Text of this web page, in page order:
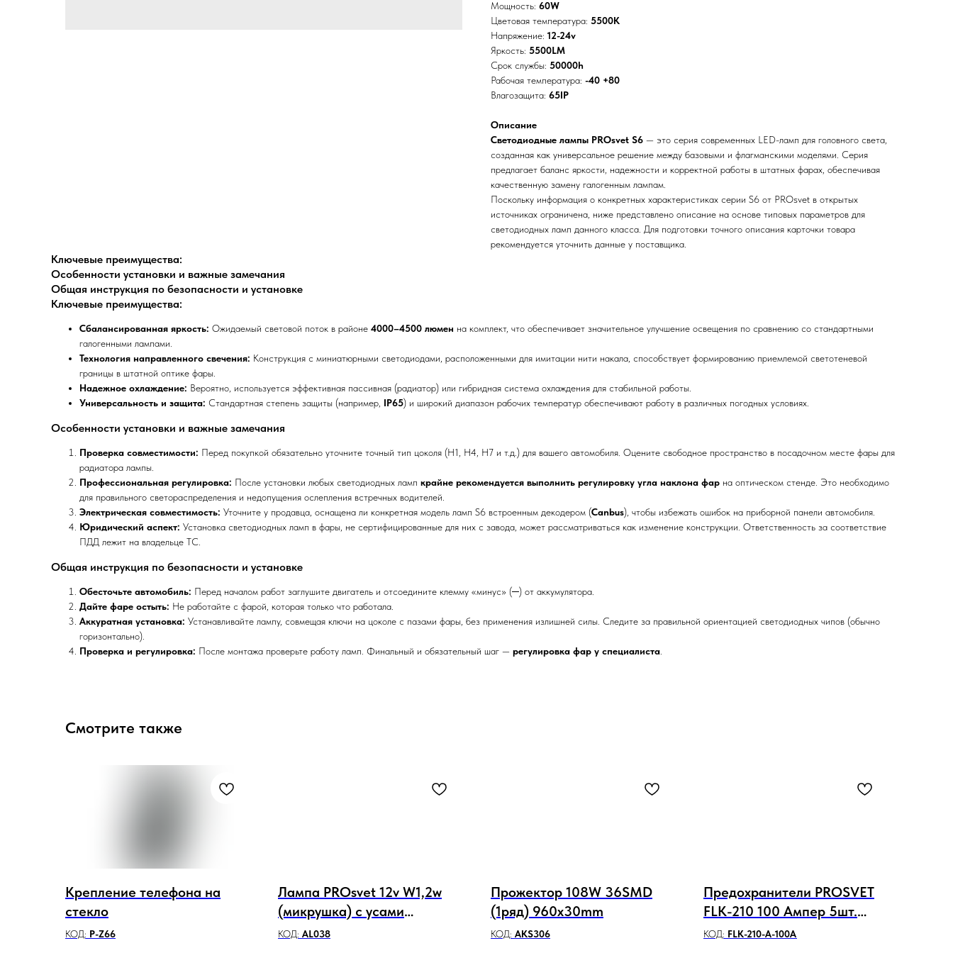
Мощность: 60W
Цветовая температура: 5500K
Напряжение: 12-24v
Яркость: 5500LM
Срок службы: 50000h
Рабочая температура: -40 +80
Влагозащита: 65IP
Описание
Светодиодные лампы PROsvet S6 — это серия современных LED-ламп для головного света,
созданная как универсальное решение между базовыми и флагманскими моделями. Серия
предлагает баланс яркости, надежности и корректной работы в штатных фарах, обеспечивая
качественную замену галогенным лампам.
Поскольку информация о конкретных характеристиках серии S6 от PROsvet в открытых
источниках ограничена, ниже представлено описание на основе типовых параметров для
светодиодных ламп данного класса. Для подготовки точного описания карточки товара
рекомендуется уточнить данные у поставщика.
Ключевые преимущества:
Особенности установки и важные замечания
Общая инструкция по безопасности и установке
Ключевые преимущества:
Сбалансированная яркость: Ожидаемый световой поток в районе 4000–4500 люмен на комплект, что обеспечивает значительное улучшение освещения по сравнению со стандартными
галогенными лампами.
Технология направленного свечения: Конструкция с миниатюрными светодиодами, расположенными для имитации нити накала, способствует формированию приемлемой светотеневой
границы в штатной оптике фары.
Надежное охлаждение: Вероятно, используется эффективная пассивная (радиатор) или гибридная система охлаждения для стабильной работы.
Универсальность и защита: Стандартная степень защиты (например, IP65) и широкий диапазон рабочих температур обеспечивают работу в различных погодных условиях.
Особенности установки и важные замечания
Проверка совместимости: Перед покупкой обязательно уточните точный тип цоколя (H1, H4, H7 и т.д.) для вашего автомобиля. Оцените свободное пространство в посадочном месте фары для
радиатора лампы.
Профессиональная регулировка: После установки любых светодиодных ламп крайне рекомендуется выполнить регулировку угла наклона фар на оптическом стенде. Это необходимо
для правильного светораспределения и недопущения ослепления встречных водителей.
Электрическая совместимость: Уточните у продавца, оснащена ли конкретная модель ламп S6 встроенным декодером (Canbus), чтобы избежать ошибок на приборной панели автомобиля.
Юридический аспект: Установка светодиодных ламп в фары, не сертифицированные для них с завода, может рассматриваться как изменение конструкции. Ответственность за соответствие
ПДД лежит на владельце ТС.
Общая инструкция по безопасности и установке
Обесточьте автомобиль: Перед началом работ заглушите двигатель и отсоедините клемму «минус» (─) от аккумулятора.
Дайте фаре остыть: Не работайте с фарой, которая только что работала.
Аккуратная установка: Устанавливайте лампу, совмещая ключи на цоколе с пазами фары, без применения излишней силы. Следите за правильной ориентацией светодиодных чипов (обычно
горизонтально).
Проверка и регулировка: После монтажа проверьте работу ламп. Финальный и обязательный шаг — регулировка фар у специалиста
Смотрите также
Крепление телефона на
стекло
КОД: P-Z66
Лампа PROsvet 12v W1,2w
(микрушка) с усами
(средняя) 4
КОД: AL038
Прожектор 108W 36SMD
(1ряд) 960x30mm
КОД: AKS306
Предохранители PROSVET
FLK-210 100 Ампер 5шт.
(W228-S)
КОД: FLK-210-A-100A